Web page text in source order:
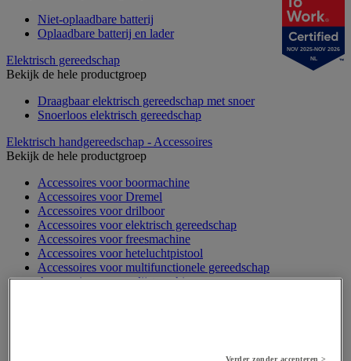
Niet-oplaadbare batterij
Oplaadbare batterij en lader
Elektrisch gereedschap
Bekijk de hele productgroep
Draagbaar elektrisch gereedschap met snoer
Snoerloos elektrisch gereedschap
Elektrisch handgereedschap - Accessoires
Bekijk de hele productgroep
Accessoires voor boormachine
Accessoires voor Dremel
Accessoires voor drilboor
Accessoires voor elektrisch gereedschap
Accessoires voor freesmachine
Accessoires voor heteluchtpistool
Accessoires voor multifunctionele gereedschap
Accessoires voor polijstmachine
NOV 2025-NOV 2026
NL
Verder zonder accepteren >